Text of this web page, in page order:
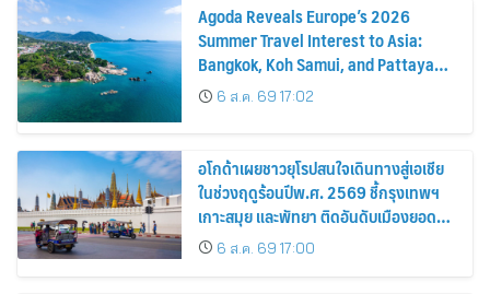
Agoda Reveals Europe’s 2026
Summer Travel Interest to Asia:
Bangkok, Koh Samui, and Pattaya
Among the Top Cities
6 ส.ค. 69 17:02
อโกด้าเผยชาวยุโรปสนใจเดินทางสู่เอเชีย
ในช่วงฤดูร้อนปีพ.ศ. 2569 ชี้กรุงเทพฯ
เกาะสมุย และพัทยา ติดอันดับเมืองยอด
นิยม6 ส.ค. 69 17:00